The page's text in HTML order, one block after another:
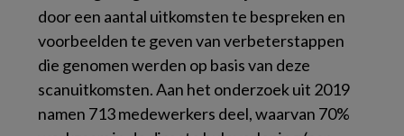
door een aantal uitkomsten te bespreken en
voorbeelden te geven van verbeterstappen
die genomen werden op basis van deze
scanuitkomsten. Aan het onderzoek uit 2019
namen 713 medewerkers deel, waarvan 70%